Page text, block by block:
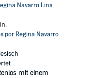
Navarro Lins,
por Regina Navarro
mit einem